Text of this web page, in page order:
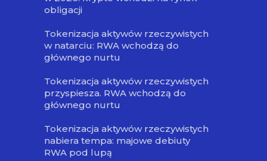
obligacji
Tokenizacja aktywów rzeczywistych
w natarciu: RWA wchodzą do
głównego nurtu
Tokenizacja aktywów rzeczywistych
przyspiesza. RWA wchodzą do
głównego nurtu
Tokenizacja aktywów rzeczywistych
nabiera tempa: majowe debiuty
RWA pod lupą